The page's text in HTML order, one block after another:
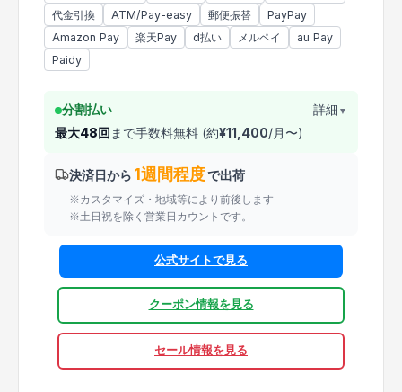
代金引換
ATM/Pay-easy 郵便振替
PayPay
Amazon Pay
楽天Pay d払い メルペイ
au Pay
Paidy
分割払い 詳細 ▼
最大48回 まで手数料無料 (約¥11,400/月〜)
決済日から 1週間程度で出荷
※カスタマイズ・地域等により前後します
※土日祝を除く営業日カウントです。
公式サイトで見る
クーポン情報を見る
セール情報を見る